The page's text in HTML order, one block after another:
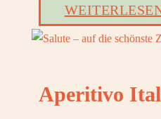
Aperitivo